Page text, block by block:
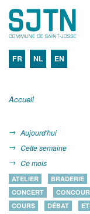
FR NL EN
Accueil
Aujourd'hui
Cette semaine
Ce mois
ATELIER BRADERIE
CONCERT
COURS
DÉBAT